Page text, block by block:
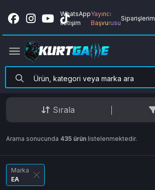
WhatsApp
İletişim
Yayıncı
Başvurusu
Siparişlerim
Sırala
Arama sonucunda 435 ürün listelenmektedir.
Marka
EA